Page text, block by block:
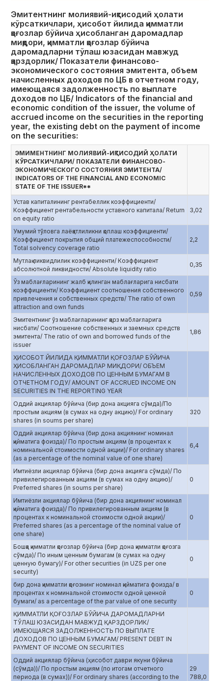
Эмитентнинг молиявий-иқтисодий ҳолати
кўрсаткичлари, ҳисобот йилида қимматли
қоғозлар бўйича ҳисобланган даромадлар
миқдори, қимматли қоғозлар бўйича
даромадларни тўлаш юзасидан мавжуд
қарздорлик/ Показатели финансово-
экономического состояния эмитента, объем
начисленных доходов по ЦБ в отчетном году,
имеющаяся задолженность по выплате
доходов по ЦБ/ Indicators of the financial and
economic condition of the issuer, the volume of
accrued income on the securities in the reporting
year, the existing debt on the payment of income
on the securities:
ЭМИМЕНТНИНГ МОЛИЯВИЙ-ИҚТИСОДИЙ ҲОЛАТИ
КЎРСАТКИЧЛАРИ/ ПОКАЗАТЕЛИ ФИНАНСОВО-
ЭКОНОМИЧЕСКОГО СОСТОЯНИЯ ЭМИТЕНТА/
INDICATORS OF THE FINANCIAL AND ECONOMIC
STATE OF THE ISSUER**
Устав капиталининг рентабеллик коэффициенти/
Коэффициент рентабельности уставного капитала/ Return
on equity ratio
3,02
Умумий тўловга лаёқатлиликни қоплаш коэффициенти/
Коэффициент покрытия общий платежеспособности/
Total solvency coverage ratio
2,2
Мутлақ ликвидлилик коэффициенти/ Коэффициент
абсолютной ликвидности/ Absolute liquidity ratio
0,35
Ўз маблағларининг жалб қилинган маблағларига нисбати
коэффициенти/ Коэффициент соотношения собственного
привлечения и собственных средств/ The ratio of own
attraction and own funds
0,59
Эмитентнинг ўз маблағларининг қарз маблағларига
нисбати/ Соотношение собственных и заемных средств
эмитента/ The ratio of own and borrowed funds of the
issuer
1,86
ҲИСОБОТ ЙИЛИДА ҚИММАТЛИ ҚОҒОЗЛАР БЎЙИЧА
ҲИСОБЛАНГАН ДАРОМАДЛАР МИҚДОРИ/ ОБЪЕМ
НАЧИСЛЕННЫХ ДОХОДОВ ПО ЦЕННЫМ БУМАГАМ В
ОТЧЕТНОМ ГОДУ/ AMOUNT OF ACCRUED INCOME ON
SECURITIES IN THE REPORTING YEAR
Оддий акциялар бўйича (бир дона акцияга сўмда)/По
простым акциям (в сумах на одну акцию)/ For ordinary
shares (in soums per share)
320
Оддий акциялар бўйича (бир дона акциянинг номинал
қийматига фоизда)/ По простым акциям (в процентах к
номинальной стоимости одной акции)/ For ordinary shares
(as a percentage of the nominal value of one share)
6,4
Имтиёзли акциялар бўйича (бир дона акцияга сўмда)/ По
привилегированным акциям (в сумах на одну акцию)/
Preferred shares (in soums per share)
0
Имтиёзли акциялар бўйича (бир дона акциянинг номинал
қийматига фоизда)/ По привилегированным акциям (в
процентах к номинальной стоимости одной акции)/
Preferred shares (as a percentage of the nominal value of
one share)
0
Бошқа қимматли қоғозлар бўйича (бир дона қимматли қоғозга
сўмда)/ По иным ценным бумагам (в сумах на одну
ценную бумагу)/ For other securities (in UZS per one
security)
0
бир дона қимматли қоғознинг номинал қийматига фоизда/ в
процентах к номинальной стоимости одной ценной
бумаги/ as a percentage of the par value of one security
0
ҚИММАТЛИ ҚОҒОЗЛАР БЎЙИЧА ДАРОМАДЛАРНИ
ТЎЛАШ ЮЗАСИДАН МАВЖУД ҚАРЗДОРЛИК/
ИМЕЮЩАЯСЯ ЗАДОЛЖЕННОСТЬ ПО ВЫПЛАТЕ
ДОХОДОВ ПО ЦЕННЫМ БУМАГАМ/ PRESENT DEBT IN
PAYMENT OF INCOME ON SECURITIES
Оддий акциялар бўйича (ҳисобот даври якуни бўйича
(сўмда))/ По простым акциям (по итогам отчетного
периода (в сумах))/ For ordinary shares (according to the
29
788,0